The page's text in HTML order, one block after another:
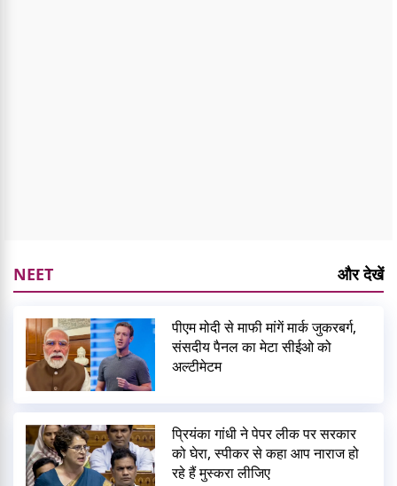
NEET और देखें
पीएम मोदी से माफी मांगें मार्क जुकरबर्ग,
संसदीय पैनल का मेटा सीईओ को
अल्टीमेटम
प्रियंका गांधी ने पेपर लीक पर सरकार
को घेरा, स्पीकर से कहा आप नाराज हो
रहे हैं मुस्करा लीजिए